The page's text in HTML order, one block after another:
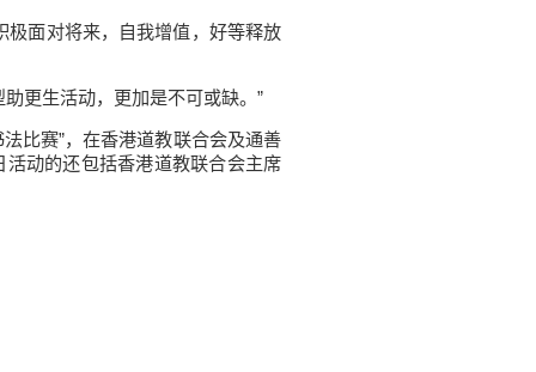
面对将来，自我增值，好等释放
更生活动，更加是不可或缺。”
赛”，在香港道教联合会及通善
动的还包括香港道教联合会主席